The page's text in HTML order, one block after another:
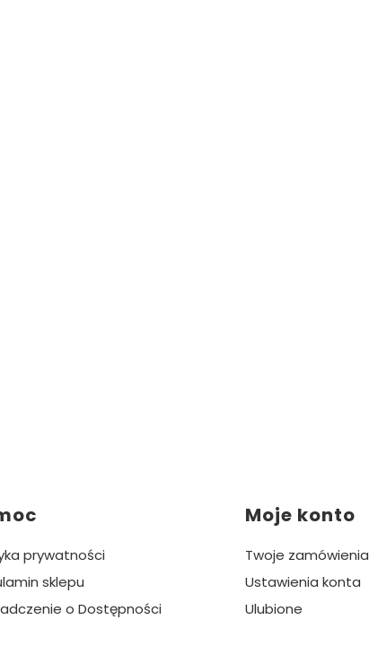
prywatności
sklepu
o Dostępności
Moje konto
Twoje zamówienia
Ustawienia konta
Ulubione